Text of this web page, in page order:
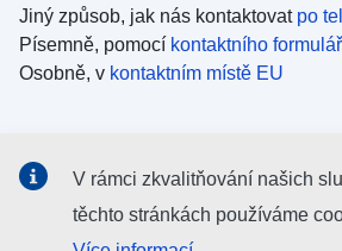
Jiný způsob, jak nás kontaktovat po
Písemně, pomocí kontaktního
Osobně, v kontaktním místě EU
Vyhledávání informačních kanálů EU
V rámci zkvalitňování našich
těchto stránkách používáme